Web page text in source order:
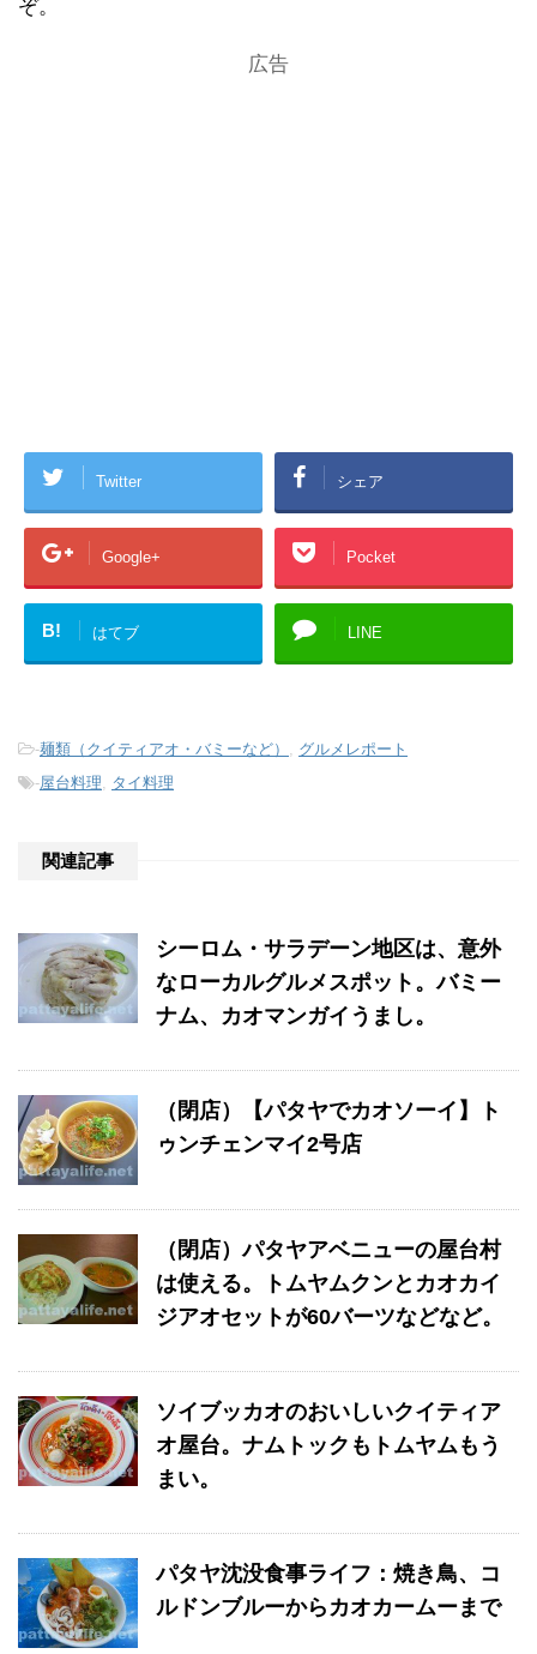
ぞ。
広告
Twitter シェア
Google+ Pocket
B! はてブ LINE
-麺類（クイティアオ・バミーなど） , グルメレポート
-屋台料理, タイ料理
関連記事
シーロム・サラデーン地区は、意外
なローカルグルメスポット。バミー
ナム、カオマンガイうまし。
（閉店）【パタヤでカオソーイ】ト
ゥンチェンマイ2号店
（閉店）パタヤアベニューの屋台村
は使える。トムヤムクンとカオカイ
ジアオセットが60バーツなどなど。
ソイブッカオのおいしいクイティア
オ屋台。ナムトックもトムヤムもう
まい。
パタヤ沈没食事ライフ：焼き鳥、コ
ルドンブルーからカオカームーまで